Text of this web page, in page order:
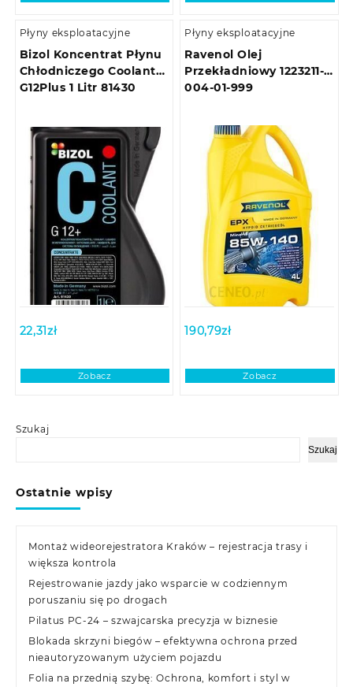
Szukaj
Szukaj
Ostatnie wpisy
Montaż wideorejestratora Kraków – rejestracja trasy i
większa kontrola
Rejestrowanie jazdy jako wsparcie w codziennym
poruszaniu się po drogach
Pilatus PC-24 – szwajcarska precyzja w biznesie
Blokada skrzyni biegów – efektywna ochrona przed
nieautoryzowanym użyciem pojazdu
Folia na przednią szybę: Ochrona, komfort i styl w
Płyny eksploatacyjne
Bizol Koncentrat Płynu
Chłodniczego Coolant
G12Plus 1 Litr 81430
22,31zł
Zobacz
Płyny eksploatacyjne
Ravenol Olej
Przekładniowy 1223211-
004-01-999
190,79zł
Zobacz